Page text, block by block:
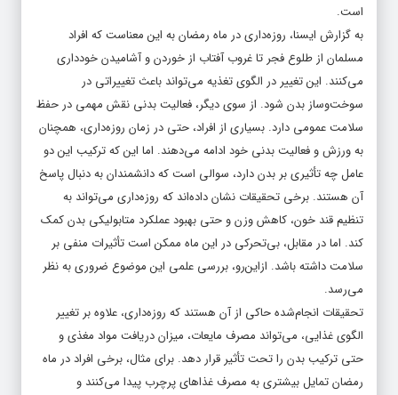
است.
به گزارش ایسنا، روزه‌داری در ماه رمضان به این معناست که افراد
مسلمان از طلوع فجر تا غروب آفتاب از خوردن و آشامیدن خودداری
می‌کنند. این تغییر در الگوی تغذیه می‌تواند باعث تغییراتی در
سوخت‌وساز بدن شود. از سوی دیگر، فعالیت بدنی نقش مهمی در حفظ
سلامت عمومی دارد. بسیاری از افراد، حتی در زمان روزه‌داری، همچنان
به ورزش و فعالیت بدنی خود ادامه می‌دهند. اما این که ترکیب این دو
عامل چه تأثیری بر بدن دارد، سوالی است که دانشمندان به دنبال پاسخ
آن هستند. برخی تحقیقات نشان داده‌اند که روزه‌داری می‌تواند به
تنظیم قند خون، کاهش وزن و حتی بهبود عملکرد متابولیکی بدن کمک
کند. اما در مقابل، بی‌تحرکی در این ماه ممکن است تأثیرات منفی بر
سلامت داشته باشد. ازاین‌رو، بررسی علمی این موضوع ضروری به نظر
می‌رسد.
تحقیقات انجام‌شده حاکی از آن هستند که روزه‌داری، علاوه بر تغییر
الگوی غذایی، می‌تواند مصرف مایعات، میزان دریافت مواد مغذی و
حتی ترکیب بدن را تحت تأثیر قرار دهد. برای مثال، برخی افراد در ماه
رمضان تمایل بیشتری به مصرف غذاهای پرچرب پیدا می‌کنند و